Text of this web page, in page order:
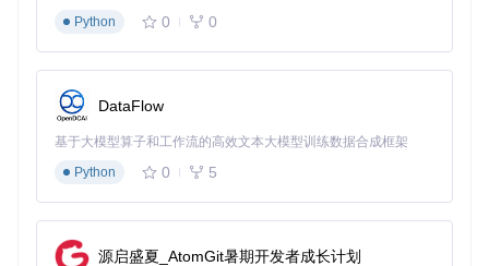
Python
0 0
DataFlow
基于大模型算子和工作流的高效文本大模型训练数据合成框架
Python
0 5
源启盛夏_AtomGit暑期开发者成长计划